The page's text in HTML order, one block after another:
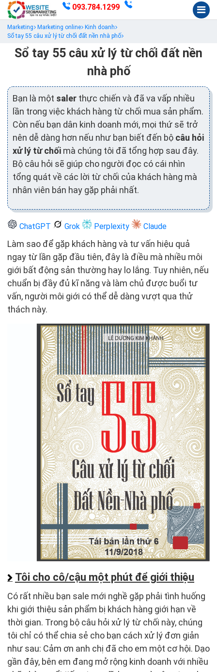
093.784.1299
Marketing Marketing online
Kinh doanh
Sổ tay 55 câu xử lý từ chối đất nền nhà phố
Sổ tay 55 câu xử lý từ chối đất nền
nhà phố
Bạn là một saler thực chiến và đã va vấp nhiều
lần trong việc khách hàng từ chối mua sản phẩm.
Còn nếu bạn dân kinh doanh mới, mọi thứ sẽ trở
nên dễ dàng hơn nếu như bạn biết đến bộ câu hỏi
xử lý từ chối mà chúng tôi đã tổng hợp sau đây.
Bộ câu hỏi sẽ giúp cho người đọc có cái nhìn
tổng quát về các lời từ chối của khách hàng mà
nhân viên bán hay gặp phải nhất.
ChatGPT Grok Perplexity Claude
Làm sao để gặp khách hàng và tư vấn hiệu quả
ngay từ lần gặp đầu tiên, đây là điều mà nhiều môi
giới bất động sản thường hay lo lắng. Tuy nhiên, nếu
chuẩn bị đầy đủ kĩ năng và làm chủ được buổi tư
vấn, người môi giới có thể dễ dàng vượt qua thử
thách này.
Tôi cho cô/cậu một phút để giới thiệu
Có rất nhiều bạn sale mới nghề gặp phải tình huống
khi giới thiệu sản phẩm bị khách hàng giới hạn về
thời gian. Trong bộ câu hỏi xử lý từ chối này, chúng
tôi chỉ có thể chia sẻ cho bạn cách xử lý đơn giản
như sau: Cảm ơn anh chị đã cho em một cơ hội. Dạo
gần đây, bên em đang mở rộng kinh doanh với nhiều